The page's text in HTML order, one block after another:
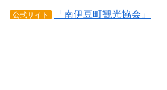
公式サイト 「南伊豆町観光協会」